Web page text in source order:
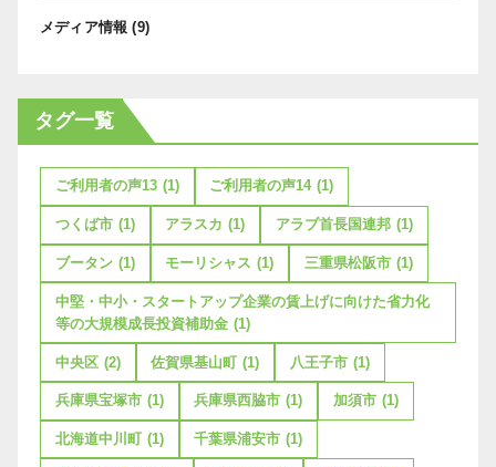
メディア情報 (9)
タグ一覧
ご利用者の声13 (1) ご利用者の声14 (1)
つくば市 (1) アラスカ (1) アラブ首長国連邦 (1)
ブータン (1) モーリシャス (1) 三重県松阪市 (1)
中堅・中小・スタートアップ企業の賃上げに向けた省力化
等の大規模成長投資補助金 (1)
中央区 (2) 佐賀県基山町 (1) 八王子市 (1)
兵庫県宝塚市 (1) 兵庫県西脇市 (1) 加須市 (1)
北海道中川町 (1) 千葉県浦安市 (1)